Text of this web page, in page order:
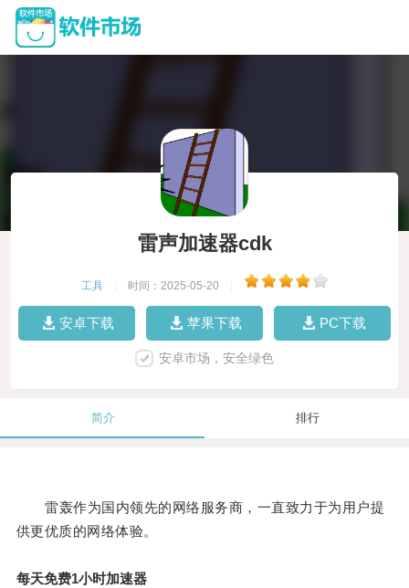
雷声加速器cdk
工具 时间：2025-05-20
安卓下载 苹果下载 PC下载
安卓市场，安全绿色
简介 排行
雷轰作为国内领先的网络服务商，一直致力于为用户提
供更优质的网络体验。
每天免费1小时加速器